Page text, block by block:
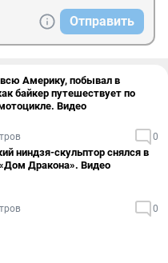
Отправить
Америку, побывал в
байкер путешествует по
Видео
0
ниндзя-скульптор снялся в
Дракона». Видео
0